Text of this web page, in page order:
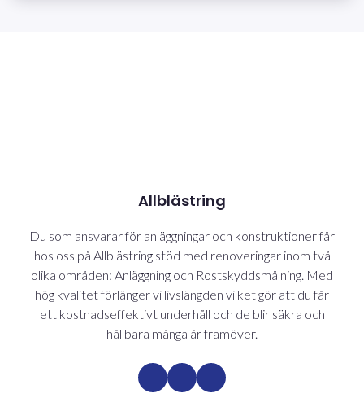
Allblästring
Du som ansvarar för anläggningar och konstruktioner får
hos oss på Allblästring stöd med renoveringar inom två
olika områden: Anläggning och Rostskyddsmålning. Med
hög kvalitet förlänger vi livslängden vilket gör att du får
ett kostnadseffektivt underhåll och de blir säkra och
hållbara många år framöver.